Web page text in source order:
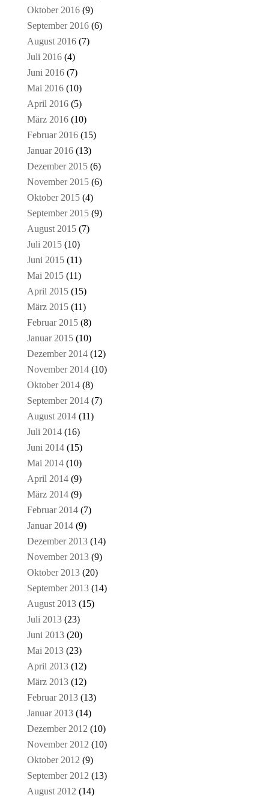
Oktober 2016(9)
September 2016(6)
August 2016(7)
Juli 2016(4)
Juni 2016(7)
Mai 2016(10)
April 2016(5)
März 2016(10)
Februar 2016(15)
Januar 2016(13)
Dezember 2015(6)
November 2015(6)
Oktober 2015(4)
September 2015(9)
August 2015(7)
Juli 2015(10)
Juni 2015(11)
Mai 2015(11)
April 2015(15)
März 2015(11)
Februar 2015(8)
Januar 2015(10)
Dezember 2014(12)
November 2014(10)
Oktober 2014(8)
September 2014(7)
August 2014(11)
Juli 2014(16)
Juni 2014(15)
Mai 2014(10)
April 2014(9)
März 2014(9)
Februar 2014(7)
Januar 2014(9)
Dezember 2013(14)
November 2013(9)
Oktober 2013(20)
September 2013(14)
August 2013(15)
Juli 2013(23)
Juni 2013(20)
Mai 2013(23)
April 2013(12)
März 2013(12)
Februar 2013(13)
Januar 2013(14)
Dezember 2012 (10)
November 2012 (10)
Oktober 2012 (9)
September 2012 (13)
August 2012 (14)